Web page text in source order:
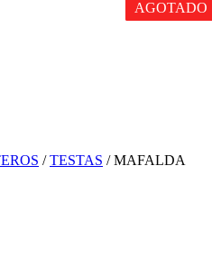
/TESTAS / MAFALDA
AGOTADO
AGOTADO